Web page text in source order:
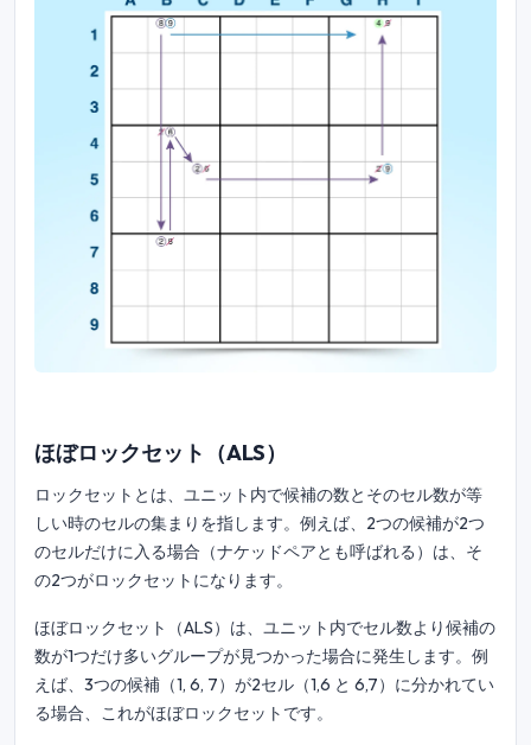
ほぼロックセット（ALS）
ロックセットとは、ユニット内で候補の数とそのセル数が等
しい時のセルの集まりを指します。例えば、2つの候補が2つ
のセルだけに入る場合（ナケッドペアとも呼ばれる）は、そ
の2つがロックセットになります。
ほぼロックセット（ALS）は、ユニット内でセル数より候補の
数が1つだけ多いグループが見つかった場合に発生します。例
えば、3つの候補（1, 6, 7）が2セル（1,6 と 6,7）に分かれてい
る場合、これがほぼロックセットです。